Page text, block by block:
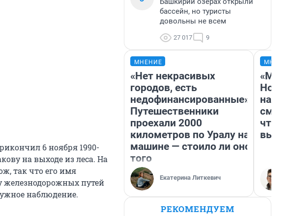
6 ноября 1990-
на выходе из леса. На
так что его имя
железнодорожных путей
наблюдение.
бассейн, но туристы
довольны не всем
27 017 9
МНЕНИЕ
«Нет некрасивых
городов, есть
недофинансированные».
Путешественники
проехали 2000
километров по Уралу на
машине — стоило ли оно
того
Екатерина Литкевич
«Мы
РЕКОМЕНДУЕМ